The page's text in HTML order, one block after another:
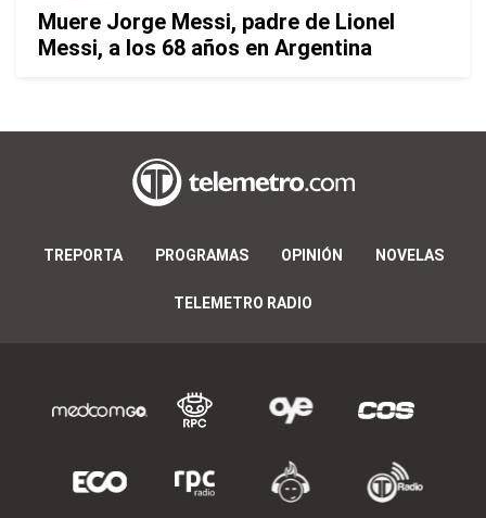
Muere Jorge Messi, padre de Lionel
Messi, a los 68 años en Argentina
TREPORTA PROGRAMAS OPINIÓN NOVELAS
TELEMETRO RADIO